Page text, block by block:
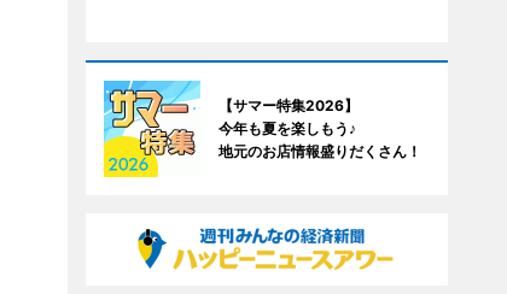
【サマー特集2026】
今年も夏を楽しもう♪
地元のお店情報盛りだくさん！